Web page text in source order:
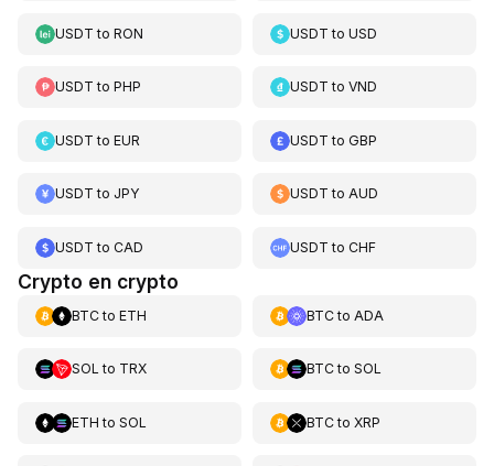
USDT to RON USDT toUSD
USDT to PHP USDT toVND
USDT to EUR USDT toGBP
USDT to JPY USDT toAUD
USDT to CAD USDT toCHF
Crypto en crypto
BTCto ETH BTCto ADA
SOL to TRX BTCto SOL
ETH to SOL BTCto XRP